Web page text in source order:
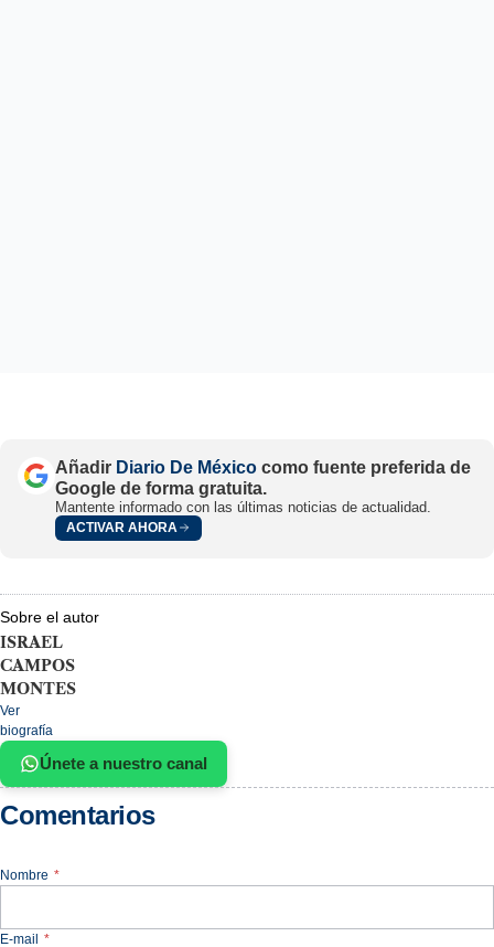
Añadir Diario De México como fuente preferida de
Google de forma gratuita.
Mantente informado con las últimas noticias de actualidad.
ACTIVAR AHORA
Sobre el autor
ISRAEL
CAMPOS
MONTES
Ver
biografía
Únete a nuestro canal
Comentarios
Nombre *
E-mail *